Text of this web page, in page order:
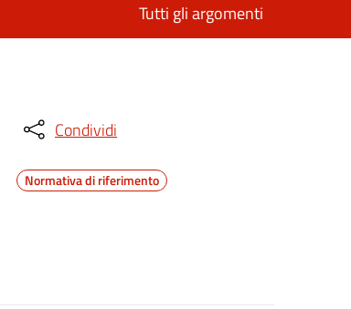
Tutti gli argomenti
Condividi
Normativa di riferimento